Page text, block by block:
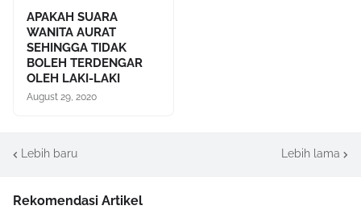
APAKAH SUARA
WANITA AURAT
SEHINGGA TIDAK
BOLEH TERDENGAR
OLEH LAKI-LAKI
August 29, 2020
Lebih baru Lebih lama
Rekomendasi Artikel